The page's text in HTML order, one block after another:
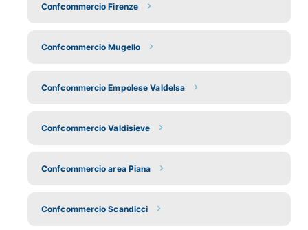
Confcommercio Firenze
Confcommercio Mugello
Confcommercio Empolese Valdelsa
Confcommercio Valdisieve
Confcommercio area Piana
Confcommercio Scandicci